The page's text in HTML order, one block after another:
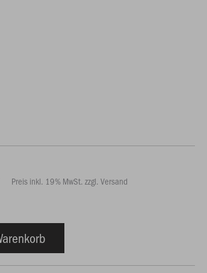
Preis inkl. 19% MwSt. zzgl. Versand